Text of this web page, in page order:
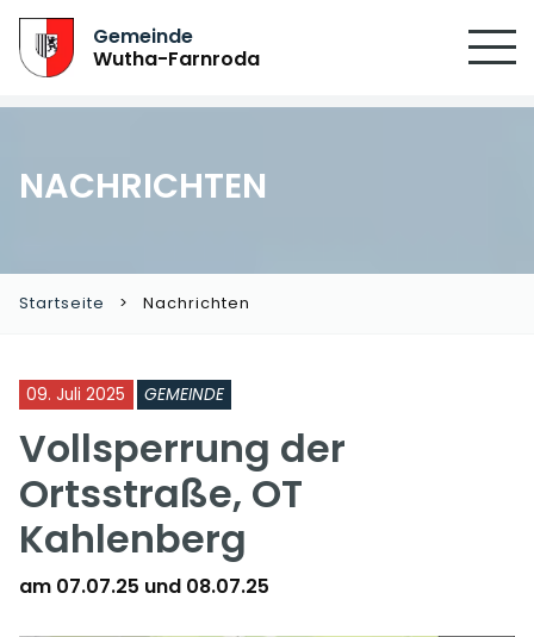
Gemeinde
Wutha-Farnroda
NACHRICHTEN
Startseite Nachrichten
09. Juli 2025 GEMEINDE
Vollsperrung der
Ortsstraße, OT
Kahlenberg
am 07.07.25 und 08.07.25